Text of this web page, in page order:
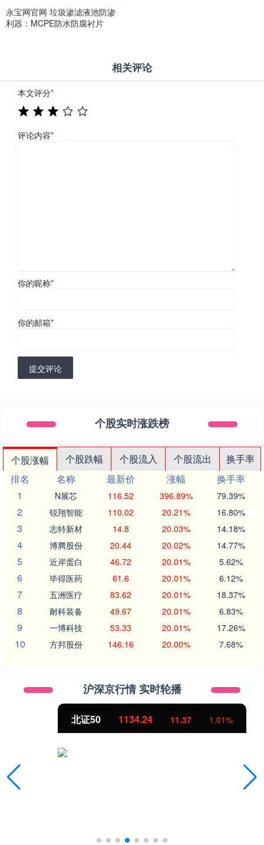
永宝网官网 垃圾渗滤液池防渗
利器：MCPE防水防腐衬片
相关评论
本文评分*
评论内容*
你的昵称*
你的邮箱*
提交评论
个股实时涨跌榜
个股涨幅 个股跌幅 个股流入 个股流出
换手率
排名
名称 最新价 涨幅
换手率
1
N展芯 116.52 396.89% 79.39%
2 锐翔智能 110.02 20.21% 16.80%
3 志特新材 14.8 20.03% 14.18%
4 博腾股份 20.44 20.02% 14.77%
5 近岸蛋白 46.72 20.01% 5.62%
6 毕得医药 61.6 20.01% 6.12%
7 五洲医疗 83.62 20.01% 18.37%
8 耐科装备 49.67 20.01% 6.83%
9 一博科技 53.33 20.01% 17.26%
10 方邦股份 146.16 20.00% 7.68%
沪深京行情 实时轮播
北证50 1134.24 11.37 1.01%